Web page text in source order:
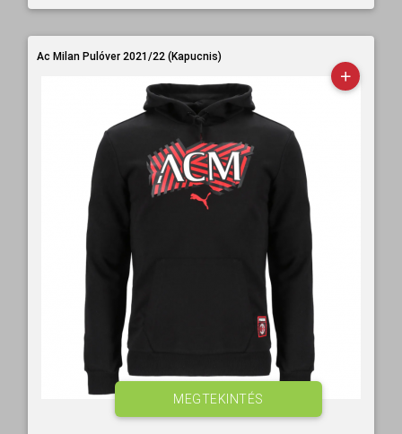
Ac Milan Pulóver 2021/22 (Kapucnis)
MEGTEKINTÉS